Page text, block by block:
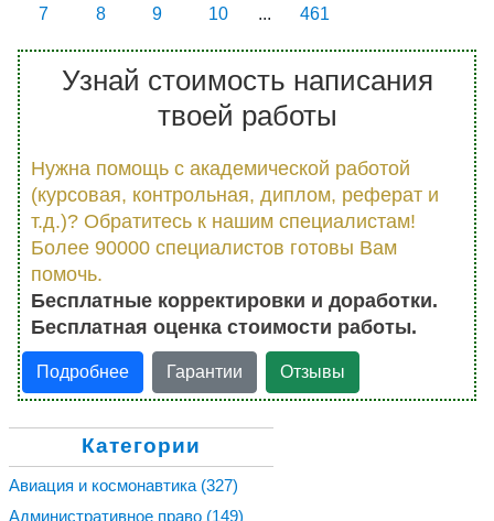
7
8 9 10 ... 461
Узнай стоимость написания
твоей работы
Нужна помощь с академической работой
(курсовая, контрольная, диплом, реферат и
т.д.)? Обратитесь к нашим специалистам!
Более 90000 специалистов готовы Вам
помочь.
Бесплатные корректировки и доработки.
Бесплатная оценка стоимости работы.
Подробнее Гарантии Отзывы
Категории
Авиация и космонавтика (327)
Административное право (149)